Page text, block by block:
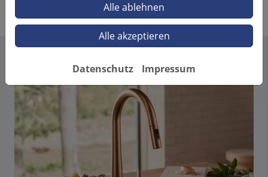
Alle ablehnen
Alle akzeptieren
Datenschutz Impressum